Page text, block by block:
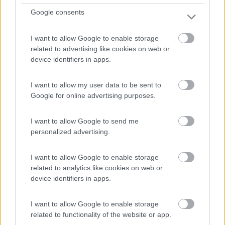
Google consents
I want to allow Google to enable storage
related to advertising like cookies on web or
device identifiers in apps.
I want to allow my user data to be sent to
Google for online advertising purposes.
I want to allow Google to send me
personalized advertising.
I want to allow Google to enable storage
related to analytics like cookies on web or
device identifiers in apps.
I want to allow Google to enable storage
related to functionality of the website or app.
e cortesia assicurata, tutti i comfort assicurati.
Insomma, non manca nulla!
Accoglienza Posizione Prezzo Servizi
ristorante ottimo ed economico, il mare a 500 mt
Accoglienza Caratteristiche